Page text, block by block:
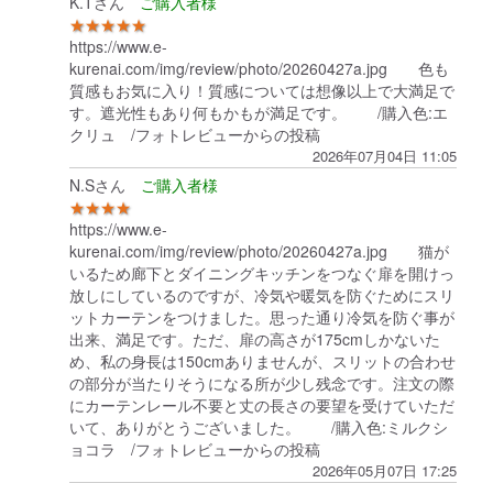
★★★★★
https://www.e-
kurenai.com/img/review/photo/20260427a.jpg 色も
質感もお気に入り！質感については想像以上で大満足で
す。遮光性もあり何もかもが満足です。 /購入色:エ
クリュ /フォトレビューからの投稿
2026年07月04日 11:05
N.Sさん
★★★★
https://www.e-
kurenai.com/img/review/photo/20260427a.jpg 猫が
いるため廊下とダイニングキッチンをつなぐ扉を開けっ
放しにしているのですが、冷気や暖気を防ぐためにスリ
ットカーテンをつけました。思った通り冷気を防ぐ事が
出来、満足です。ただ、扉の高さが175cmしかないた
め、私の身長は150cmありませんが、スリットの合わせ
の部分が当たりそうになる所が少し残念です。注文の際
にカーテンレール不要と丈の長さの要望を受けていただ
いて、ありがとうございました。 /購入色:ミルクシ
ョコラ /フォトレビューからの投稿
2026年05月07日 17:25